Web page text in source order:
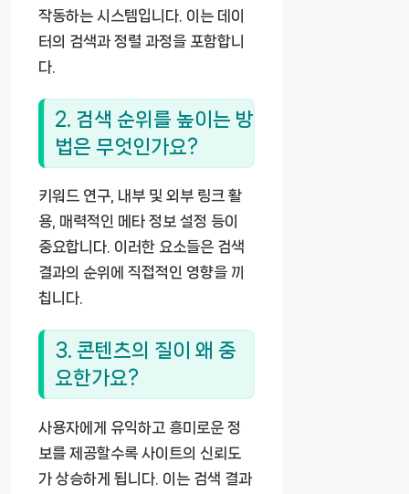
작동하는 시스템입니다. 이는 데이
터의 검색과 정렬 과정을 포함합니
다.
2. 검색 순위를 높이는 방
법은 무엇인가요?
키워드 연구, 내부 및 외부 링크 활
용, 매력적인 메타 정보 설정 등이
중요합니다. 이러한 요소들은 검색
결과의 순위에 직접적인 영향을 끼
칩니다.
3. 콘텐츠의 질이 왜 중
요한가요?
사용자에게 유익하고 흥미로운 정
보를 제공할수록 사이트의 신뢰도
가 상승하게 됩니다. 이는 검색 결과